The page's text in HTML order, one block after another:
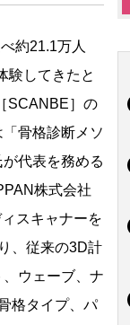
約21.1万人
験してきたと
SCANBE］の
「骨格診断メソ
代表を務める
株式会社
スキャナーを
、従来の3D計
ウェーブ、ナ
格タイプ、パ